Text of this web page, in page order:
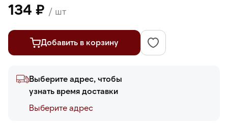
134 ₽ / шт
Добавить в корзину
Выберите адрес, чтобы
узнать время доставки
Выберите адреc